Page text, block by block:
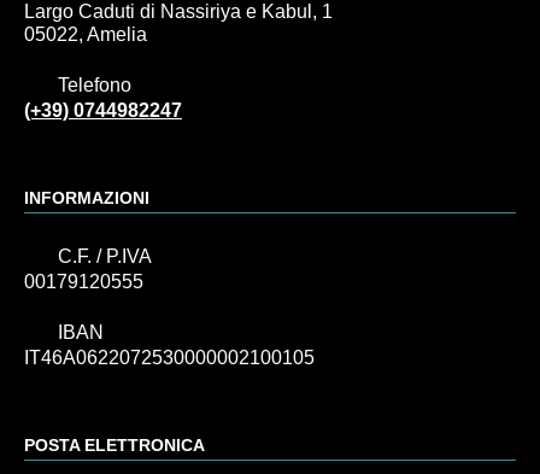
Largo Caduti di Nassiriya e Kabul, 1
05022, Amelia
Telefono
(+39) 0744982247
INFORMAZIONI
C.F. / P.IVA
00179120555
IBAN
IT46A0622072530000002100105
POSTA ELETTRONICA